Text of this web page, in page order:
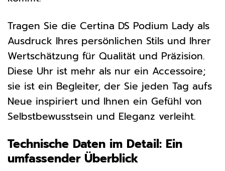
Tragen Sie die Certina DS Podium Lady als
Ausdruck Ihres persönlichen Stils und Ihrer
Wertschätzung für Qualität und Präzision.
Diese Uhr ist mehr als nur ein Accessoire;
sie ist ein Begleiter, der Sie jeden Tag aufs
Neue inspiriert und Ihnen ein Gefühl von
Selbstbewusstsein und Eleganz verleiht.
Technische Daten im Detail: Ein
umfassender Überblick